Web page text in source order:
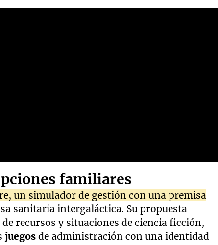
familiares
un simulador de gestión con una premisa
sanitaria intergaláctica. Su propuesta
recursos y situaciones de ciencia ficción,
juegos de administración con una identidad